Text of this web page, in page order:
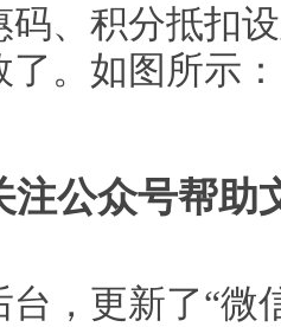
码、积分抵扣
。如图所示：
注公众号帮助
台，更新了“微